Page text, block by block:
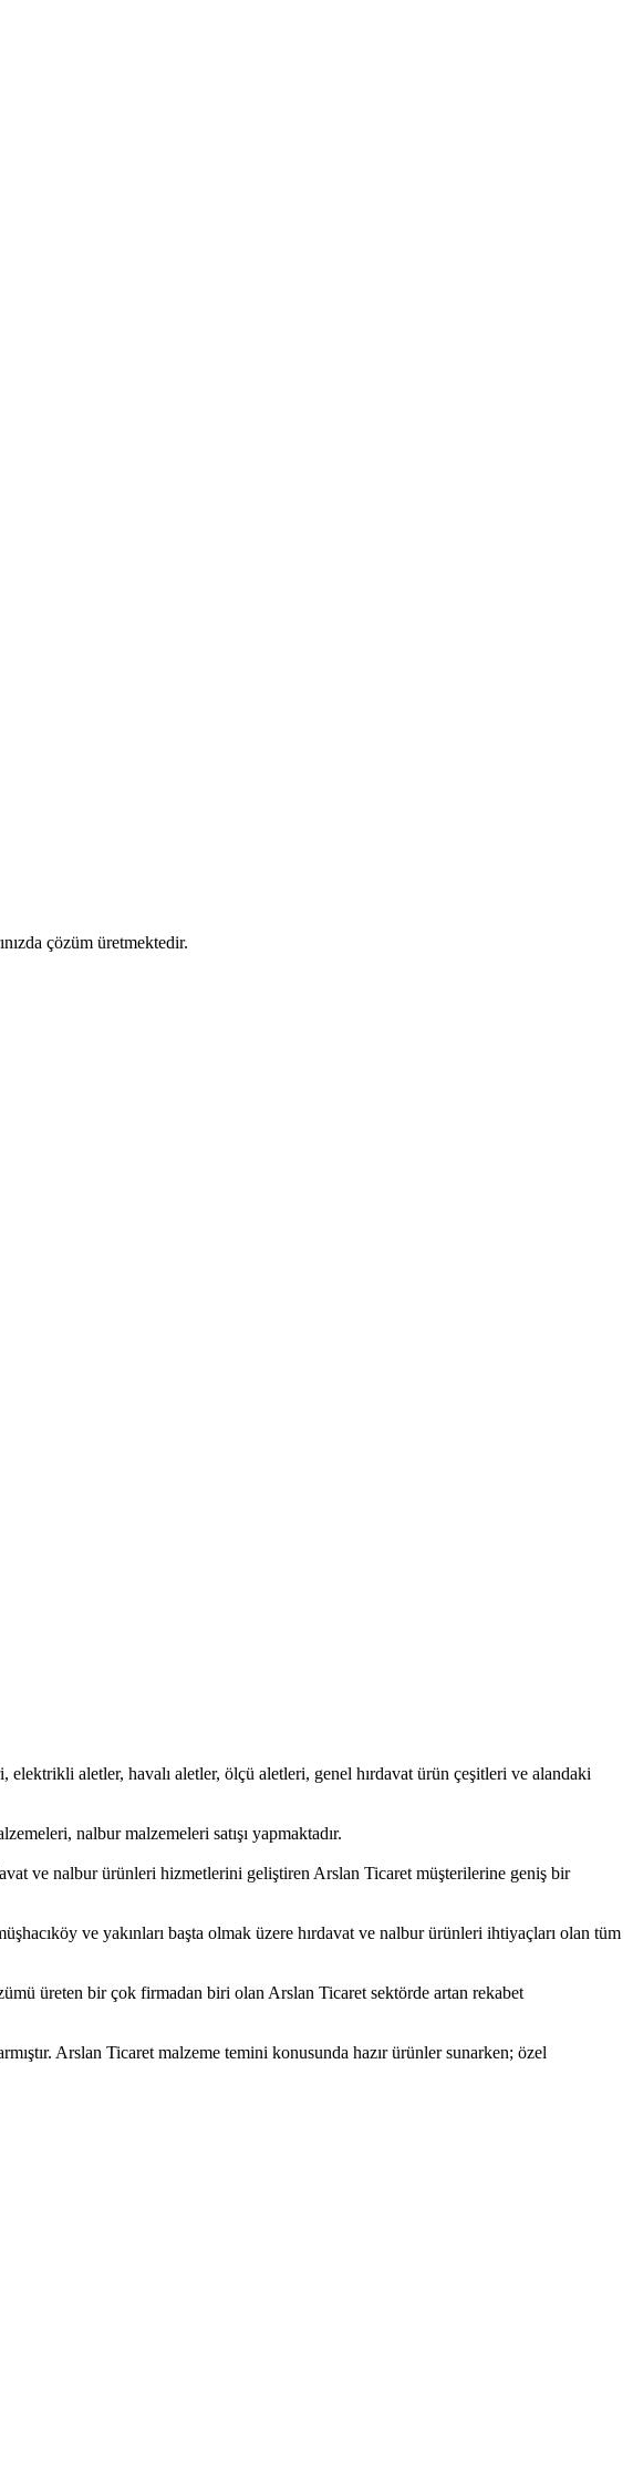
çözüm üretmektedir.
elektrikli aletler, havalı aletler, ölçü aletleri, genel hırdavat ürün çeşitleri ve alandaki
nalbur malzemeleri satışı yapmaktadır.
ve nalbur ürünleri hizmetlerini geliştiren Arslan Ticaret müşterilerine geniş bir
ve yakınları başta olmak üzere hırdavat ve nalbur ürünleri ihtiyaçları olan tüm
üreten bir çok firmadan biri olan Arslan Ticaret sektörde artan rekabet
Arslan Ticaret malzeme temini konusunda hazır ürünler sunarken; özel